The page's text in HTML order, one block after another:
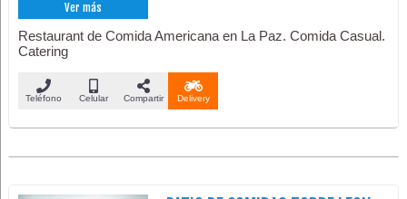
Ver más
Restaurant de Comida Americana en La Paz. Comida Casual.
Catering
Teléfono Celular Compartir Delivery